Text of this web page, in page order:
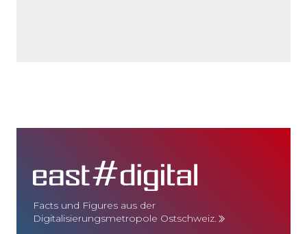
Facts und Figures aus der
Digitalisierungsmetropole Ostschweiz.